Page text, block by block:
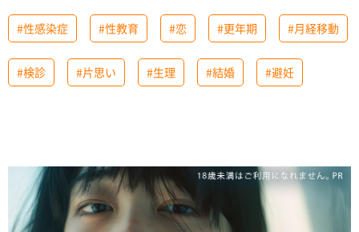
#性感染症 #性教育 #恋 #更年期 #月経移動
#検診 #片思い #生理 #結婚 #避妊